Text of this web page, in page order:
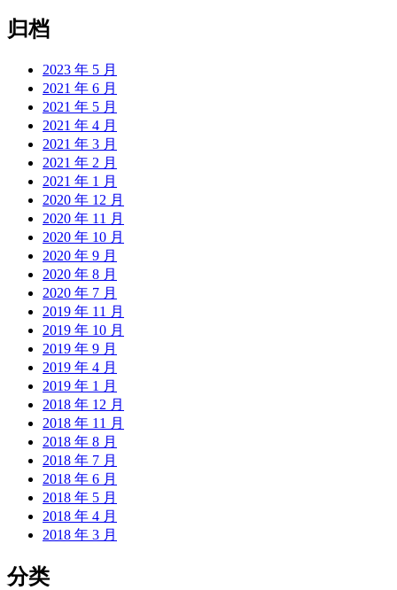
归档
2023 年 5 月
2021 年 6 月
2021 年 5 月
2021 年 4 月
2021 年 3 月
2021 年 2 月
2021 年 1 月
2020 年 12 月
2020 年 11 月
2020 年 10 月
2020 年 9 月
2020 年 8 月
2020 年 7 月
2019 年 11 月
2019 年 10 月
2019 年 9 月
2019 年 4 月
2019 年 1 月
2018 年 12 月
2018 年 11 月
2018 年 8 月
2018 年 7 月
2018 年 6 月
2018 年 5 月
2018 年 4 月
2018 年 3 月
分类